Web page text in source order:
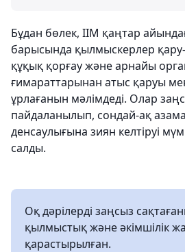
Бұдан бөлек, ІІМ қаңтар
барысында қылмыскерлер
құқық қорғау және арнайы
ғимараттарынан атыс қаруы
ұрлағанын мәлімдеді. Олар
пайдаланылып, сондай-ақ
денсаулығына зиян келтіруі
салды.
Оқ дәрілерді заңсыз
қылмыстық және әкімшілік
қарастырылған.